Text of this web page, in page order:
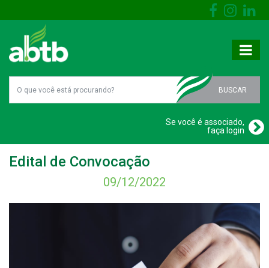
BUSCAR
Se você é associado,
faça login
Edital de Convocação
09/12/2022